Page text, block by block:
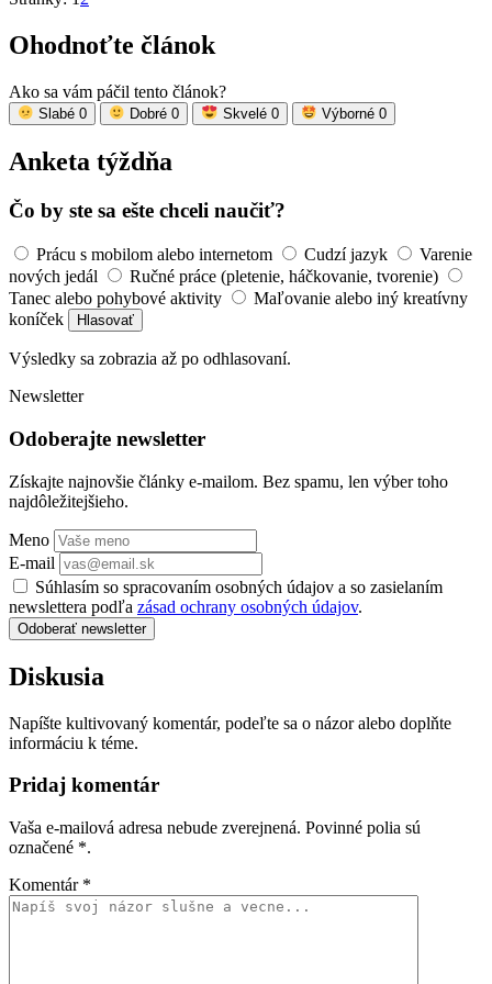
Ohodnoťte článok
Ako sa vám páčil tento článok?
Slabé 0 Dobré 0 Skvelé 0 Výborné 0
Anketa týždňa
Čo by ste sa ešte chceli naučiť?
Prácu s mobilom alebo internetom Cudzí jazyk
Varenie
nových jedál
Ručné práce (pletenie, háčkovanie, tvorenie)
Tanec alebo pohybové aktivity
Maľovanie alebo iný kreatívny
koníček
Hlasovať
Výsledky sa zobrazia až po odhlasovaní.
Newsletter
Odoberajte newsletter
Získajte najnovšie články e-mailom. Bez spamu, len výber toho
najdôležitejšieho.
Meno
E-mail
Súhlasím so spracovaním osobných údajov a so zasielaním
newslettera podľa zásad ochrany osobných údajov.
Odoberať newsletter
Diskusia
Napíšte kultivovaný komentár, podeľte sa o názor alebo doplňte
informáciu k téme.
Pridaj komentár
Vaša e-mailová adresa nebude zverejnená. Povinné polia sú
označené *.
Komentár *